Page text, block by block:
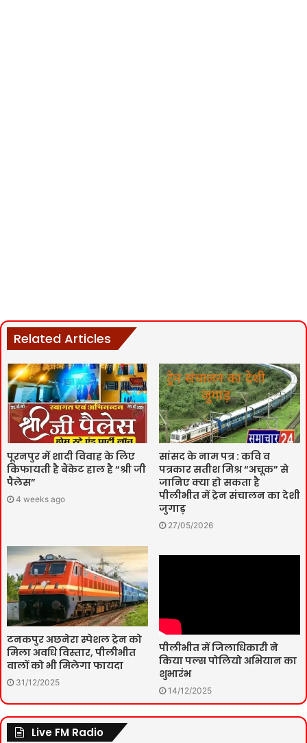
Related Articles
पूरनपुर में शादी विवाह के लिए
किफायती है बैंकेट हाल है “श्री जी
पैलेस”
4 weeks ago
सांसद के नाम पत्र : कवि व
पत्रकार सतीश मिश्र “अचूक” से
जानिए क्या हो सकता है
पीलीभीत में ट्रेन संचालन का देशी
जुगाड़
27/05/2026
टनकपुर अछनेरा स्पेशल ट्रेन को
मिला अवधि विस्तार, पीलीभीत
वालों को भी मिलेगा फायदा
31/12/2025
पीलीभीत में जिलाधिकारी ने
किया पल्स पोलियो अभियान का
शुभारंभ
14/12/2025
Live FM Radio